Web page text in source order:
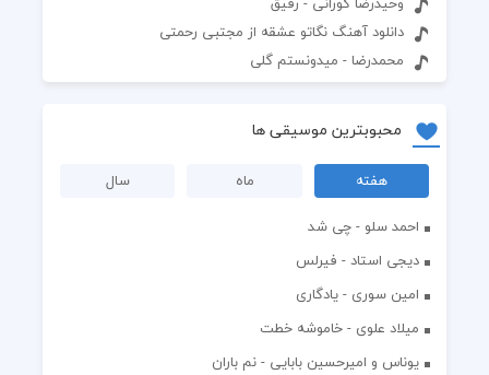
دانلود آهنگ نگاتو عشقه از مجتبی رحمتی
محمدرضا - میدونستم گلی
محبوبترین موسیقی ها
هفته ماه
سال
احمد سلو - چی شد
دیجی استاد - فیرلس
امین سوری - یادگاری
میلاد علوی - خاموشه خطت
یوناس و امیرحسین بابایی - نم باران